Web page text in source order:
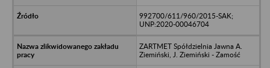
992700/611/960/2015-SAK;
UNP:2020-00046704
ZARTMET Spółdzielnia Jawna A.
Ziemiński, J. Ziemiński - Zamość